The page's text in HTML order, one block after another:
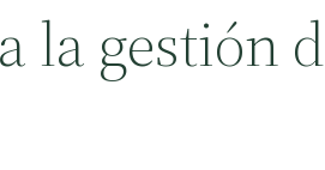
la gestión